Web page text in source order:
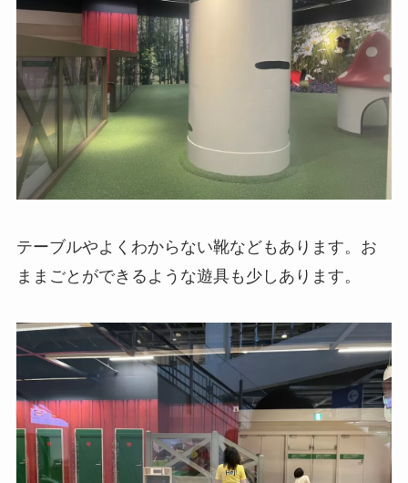
テーブルやよくわからない靴などもあります。お
ままごとができるような遊具も少しあります。